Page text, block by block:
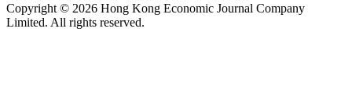
Copyright © 2026 Hong Kong Economic Journal Company
Limited. All rights reserved.